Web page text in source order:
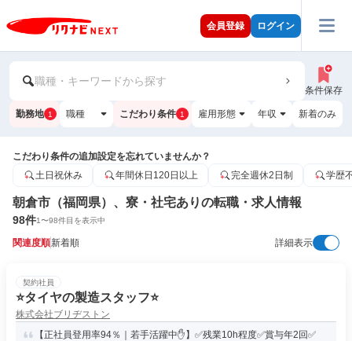
会員登録 ログイン
職種・キーワードから探す
条件保存
勤務地 1 職種 こだわり条件 1 雇用形態 年収 新着のみ
こだわり条件の追加設定を忘れていませんか？
土日祝休み
年間休日120日以上 完全週休2日制 学歴
朝倉市（福岡県）、寮・社宅ありの転職・求人情報
98件1〜98件目を表示中
関連度順新着順 詳細表示
契約社員
⭐️タイヤの製造スタッフ⭐️
株式会社ブリヂストン
【正社員登用率94％｜若手活躍中✋】✅残業10h程度✅賞与年2回✅